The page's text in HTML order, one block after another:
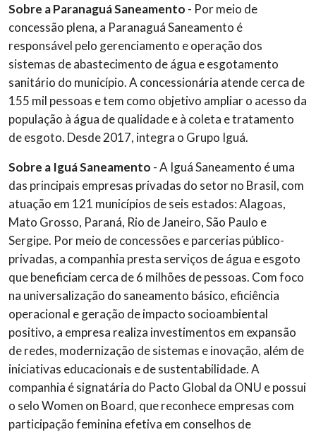
Sobre a Paranaguá Saneamento - Por meio de
concessão plena, a Paranaguá Saneamento é
responsável pelo gerenciamento e operação dos
sistemas de abastecimento de água e esgotamento
sanitário do município. A concessionária atende cerca de
155 mil pessoas e tem como objetivo ampliar o acesso da
população à água de qualidade e à coleta e tratamento
de esgoto. Desde 2017, integra o Grupo Iguá.
Sobre a Iguá Saneamento - A Iguá Saneamento é uma
das principais empresas privadas do setor no Brasil, com
atuação em 121 municípios de seis estados: Alagoas,
Mato Grosso, Paraná, Rio de Janeiro, São Paulo e
Sergipe. Por meio de concessões e parcerias público-
privadas, a companhia presta serviços de água e esgoto
que beneficiam cerca de 6 milhões de pessoas. Com foco
na universalização do saneamento básico, eficiência
operacional e geração de impacto socioambiental
positivo, a empresa realiza investimentos em expansão
de redes, modernização de sistemas e inovação, além de
iniciativas educacionais e de sustentabilidade. A
companhia é signatária do Pacto Global da ONU e possui
o selo Women on Board, que reconhece empresas com
participação feminina efetiva em conselhos de